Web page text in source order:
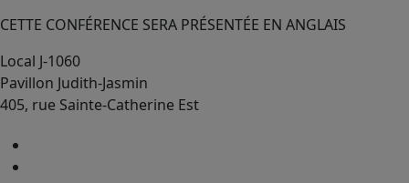
CETTE CONFÉRENCE SERA PRÉSENTÉE EN ANGLAIS
Local J-1060
Pavillon Judith-Jasmin
405, rue Sainte-Catherine Est